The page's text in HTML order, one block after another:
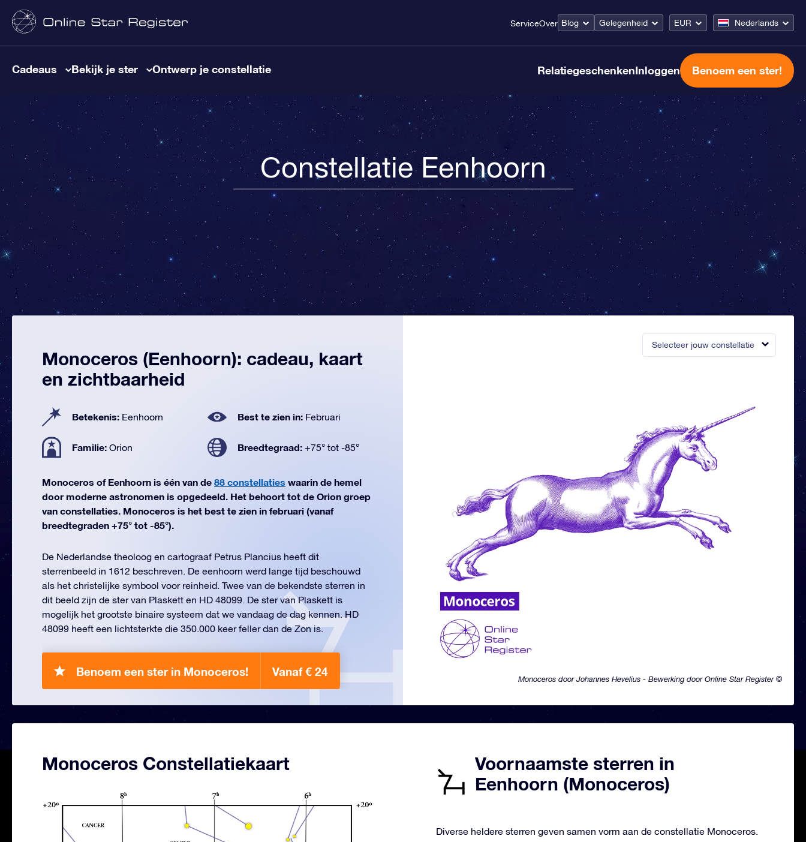
ServiceOver Blog Gelegenheid EUR Nederlands
Cadeaus Bekijk je ster Ontwerp je constellatie RelatiegeschenkenInloggen Benoem een ster!
Constellatie Eenhoorn
Selecteer jouw constellatie
Monoceros door Johannes Hevelius - Bewerking door Online Star Register ©
Monoceros (Eenhoorn): cadeau, kaart
en zichtbaarheid
Betekenis: Eenhoorn Best te zien in: Februari
Familie: Orion Breedtegraad: +75° tot -85°
Monoceros of Eenhoorn is één van de 88 constellaties waarin de hemel
door moderne astronomen is opgedeeld. Het behoort tot de Orion groep
van constellaties. Monoceros is het best te zien in februari (vanaf
breedtegraden +75° tot -85°).
De Nederlandse theoloog en cartograaf Petrus Plancius heeft dit
sterrenbeeld in 1612 beschreven. De eenhoorn werd lange tijd beschouwd
als het christelijke symbool voor reinheid. Twee van de bekendste sterren in
dit beeld zijn de ster van Plaskett en HD 48099. De ster van Plaskett is
mogelijk het grootste binaire systeem dat we vandaag de dag kennen. HD
48099 heeft een lichtsterkte die 350.000 keer feller dan de Zon is.
Benoem een ster in Monoceros! Vanaf € 24
Monoceros Constellatiekaart
Voornaamste sterren in
Eenhoorn (Monoceros)
Diverse heldere sterren geven samen vorm aan de constellatie Monoceros.